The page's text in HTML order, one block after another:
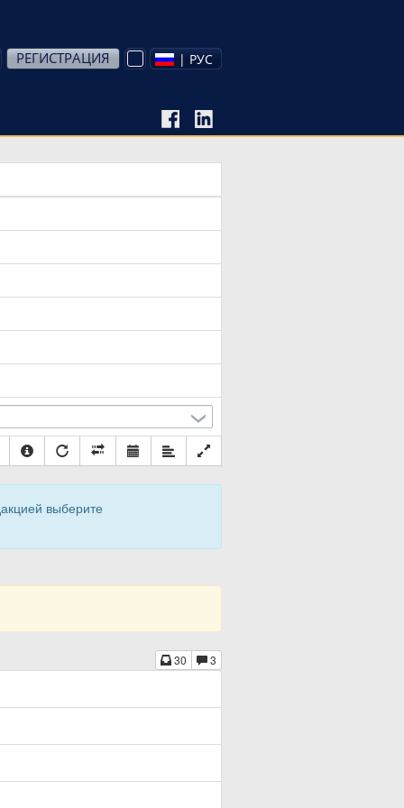
РЕГИСТРАЦИЯ | РУС
выберите
30 3